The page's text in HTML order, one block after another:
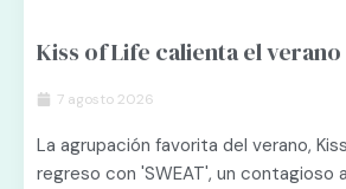
Kiss of Life calienta el verano
7 agosto 2026
La agrupación favorita del verano,
regreso con 'SWEAT', un contagioso